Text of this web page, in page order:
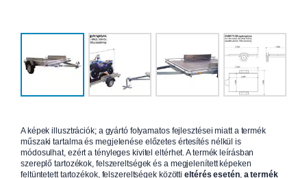
A képek illusztrációk; a gyártó folyamatos fejlesztései miatt a termék
műszaki tartalma és megjelenése előzetes értesítés nélkül is
módosulhat, ezért a tényleges kivitel eltérhet. A termék leírásban
szereplő tartozékok, felszereltségek és a megjelenített képeken
feltüntetett tartozékok, felszereltségek közöttieltérés esetén, a termék